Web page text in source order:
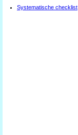
Systematische checklist